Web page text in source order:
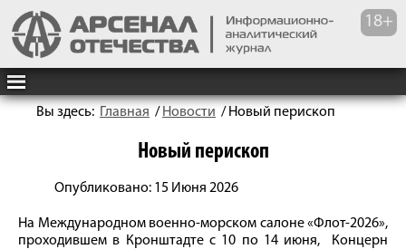
Вы здесь: Главная / Новости / Новый перископ
Новый перископ
Опубликовано: 15 Июня 2026
На Международном военно-морском салоне «Флот-2026»,
проходившем в Кронштадте с 10 по 14 июня, Концерн